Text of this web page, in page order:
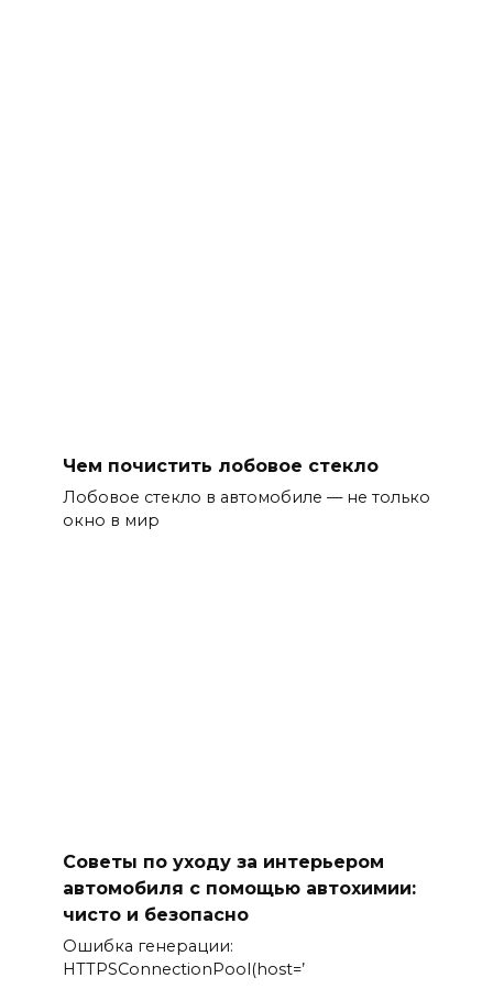
Чем почистить лобовое стекло
Лобовое стекло в автомобиле — не только
окно в мир
Советы по уходу за интерьером
автомобиля с помощью автохимии:
чисто и безопасно
Ошибка генерации:
HTTPSConnectionPool(host=’